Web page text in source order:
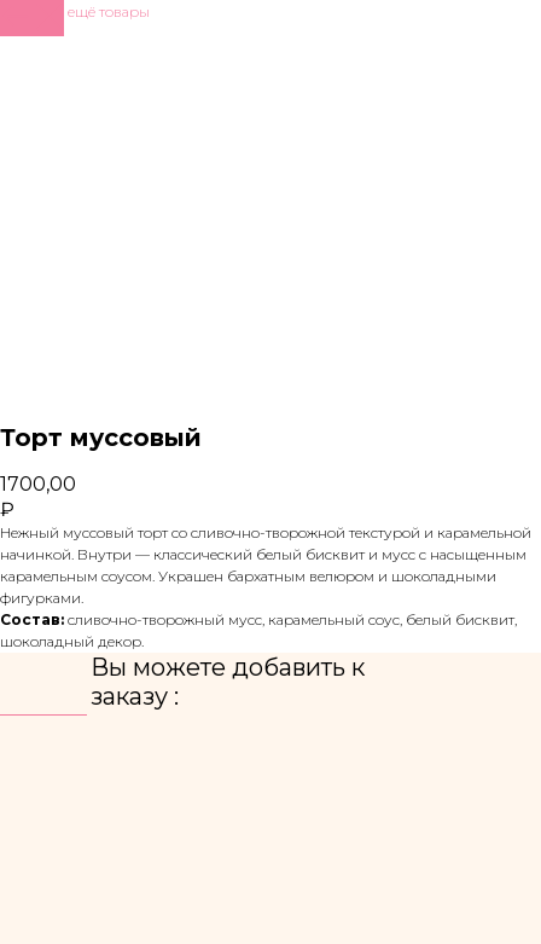
Показать ещё товары
Торт муссовый
1700,00
₽
Нежный муссовый торт со сливочно-творожной текстурой и карамельной
начинкой. Внутри — классический белый бисквит и мусс с насыщенным
карамельным соусом. Украшен бархатным велюром и шоколадными
фигурками.
Состав: сливочно-творожный мусс, карамельный соус, белый бисквит,
шоколадный декор.
Вы можете добавить к
заказу :